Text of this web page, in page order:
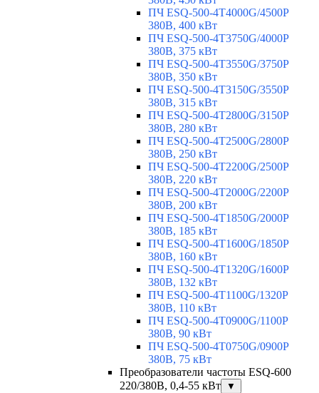
ПЧ ESQ-500-4T4000G/4500P
380В, 400 кВт
ПЧ ESQ-500-4T3750G/4000P
380В, 375 кВт
ПЧ ESQ-500-4T3550G/3750P
380В, 350 кВт
ПЧ ESQ-500-4T3150G/3550P
380В, 315 кВт
ПЧ ESQ-500-4T2800G/3150P
380В, 280 кВт
ПЧ ESQ-500-4T2500G/2800P
380В, 250 кВт
ПЧ ESQ-500-4T2200G/2500P
380В, 220 кВт
ПЧ ESQ-500-4T2000G/2200P
380В, 200 кВт
ПЧ ESQ-500-4T1850G/2000P
380В, 185 кВт
ПЧ ESQ-500-4T1600G/1850P
380В, 160 кВт
ПЧ ESQ-500-4T1320G/1600P
380В, 132 кВт
ПЧ ESQ-500-4T1100G/1320P
380В, 110 кВт
ПЧ ESQ-500-4T0900G/1100P
380В, 90 кВт
ПЧ ESQ-500-4T0750G/0900P
380В, 75 кВт
Преобразователи частоты ESQ-600
220/380В, 0,4-55 кВт
▼